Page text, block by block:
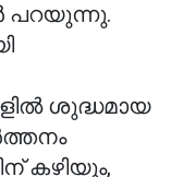
പറയുന്നു.
ശുദ്ധമായ
കഴിയും,